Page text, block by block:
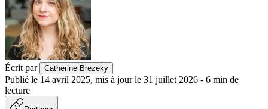
Écrit par Catherine Brezeky
Publié le 14 avril 2025, mis à jour le 31 juillet 2026 - 6 min de
lecture